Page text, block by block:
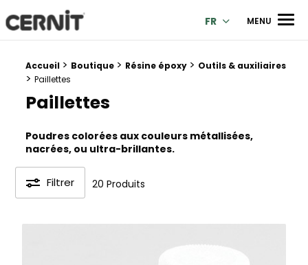
Cernit Une qualité haut de gamme pour des créations
FR MENU
Fil d'Ariane :
Accueil > Boutique > Résine époxy > Outils & auxiliaires
> Paillettes
Paillettes
Poudres colorées aux couleurs métallisées,
nacrées, ou ultra-brillantes.
Filtrer 20 Produits